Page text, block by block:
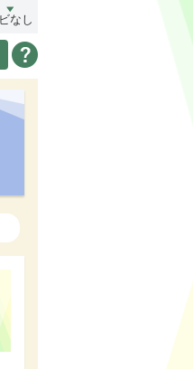
なし